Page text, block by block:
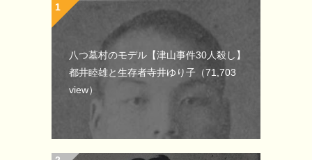
八つ墓村のモデル【津山事件30人殺し】
都井睦雄と生存者寺井ゆり子 （71,703
view）